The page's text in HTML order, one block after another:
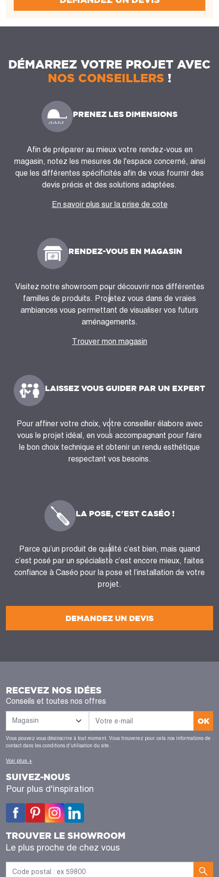
DÉMARREZ VOTRE PROJET AVEC
NOS CONSEILLERS !
DEMANDEZ UN DEVIS
PRENEZ LES DIMENSIONS
Afin de préparer au mieux votre rendez-vous en
magasin, notez les mesures de l'espace concerné, ainsi
que les différentes spécificités afin de vous fournir des
devis précis et des solutions adaptées.
En savoir plus sur la prise de cote
RENDEZ-VOUS EN MAGASIN
Visitez notre showroom pour découvrir nos différentes
familles de produits. Projetez vous dans de vraies
ambiances vous permettant de visualiser vos futurs
aménagements.
Trouver mon magasin
LAISSEZ VOUS GUIDER PAR UN EXPERT
Pour affiner votre choix, votre conseiller élabore avec
vous le projet idéal, en vous accompagnant pour faire
le bon choix technique et obtenir un rendu esthétique
respectant vos besoins.
LA POSE, C'EST CASÉO !
Parce qu’un produit de qualité c’est bien, mais quand
c’est posé par un spécialiste c’est encore mieux, faites
confiance à Caséo pour la pose et l’installation de votre
projet.
RECEVEZ NOS IDÉES
Conseils et toutes nos offres
OK
Vous pouvez vous désinscrire à tout moment. Vous trouverez pour cela nos informations de
contact dans les conditions d'utilisation du site.
Voir plus +
SUIVEZ-NOUS
Pour plus d'inspiration
TROUVER LE SHOWROOM
Le plus proche de chez vous